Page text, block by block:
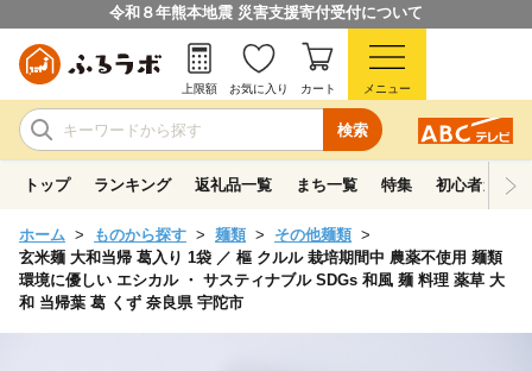
令和８年熊本地震 災害支援寄付受付について
検索
上限額 お気に入り カート メニュー
トップ ランキング 返礼品一覧 まち一覧 特集 初心者ガイド
ホーム ものから探す 麺類
その他麺類
玄米麺 大和当帰 葛入り 1袋 ／ 樞 クルル 栽培期間中 農薬不使用 麺類
環境に優しい エシカル ・ サスティナブル SDGs 和風 麺 料理 薬草 大
和 当帰葉 葛 くず 奈良県 宇陀市